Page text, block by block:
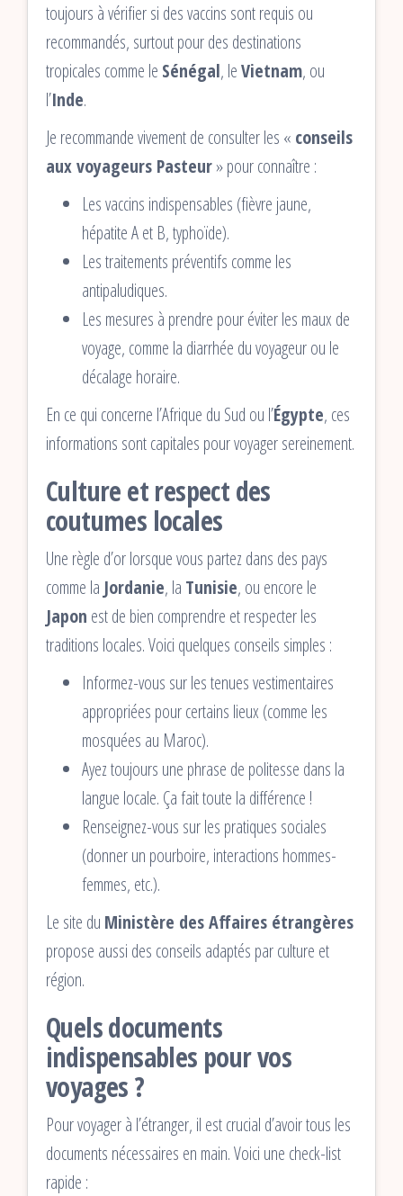
toujours à vérifier si des vaccins sont requis ou
recommandés, surtout pour des destinations
tropicales comme le Sénégal, leVietnam, ou
l’Inde.
Je recommande vivement de consulter les « conseils
aux voyageurs Pasteur» pour connaître :
Les vaccins indispensables (fièvre jaune,
hépatite A et B, typhoïde).
Les traitements préventifs comme les
antipaludiques.
Les mesures à prendre pour éviter les maux de
voyage, comme la diarrhée du voyageur ou le
décalage horaire.
En ce qui concerne l’Afrique du Sud ou l’Égypte, ces
informations sont capitales pour voyager sereinement.
Culture et respect des
coutumes locales
Une règle d’or lorsque vous partez dans des pays
comme la Jordanie, la Tunisie, ou encore le
Japon est de bien comprendre et respecter les
traditions locales. Voici quelques conseils simples :
Informez-vous sur les tenues vestimentaires
appropriées pour certains lieux (comme les
mosquées au Maroc).
Ayez toujours une phrase de politesse dans la
langue locale. Ça fait toute la différence !
Renseignez-vous sur les pratiques sociales
(donner un pourboire, interactions hommes-
femmes, etc.).
Le site du Ministère des Affaires étrangères
propose aussi des conseils adaptés par culture et
région.
Quels documents
indispensables pour vos
voyages ?
Pour voyager à l’étranger, il est crucial d’avoir tous les
documents nécessaires en main. Voici une check-list
rapide :